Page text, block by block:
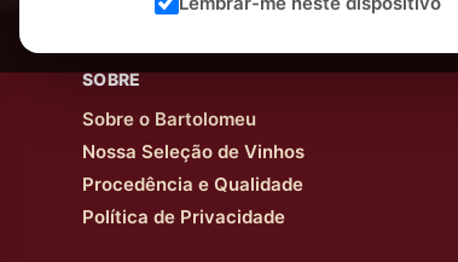
SOBRE
Sobre o Bartolomeu
Nossa Seleção de Vinhos
Procedência e Qualidade
Política de Privacidade